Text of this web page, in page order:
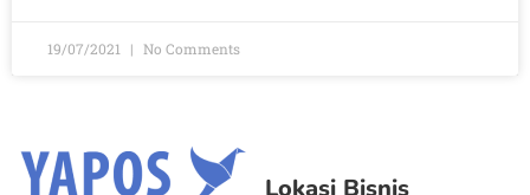
19/07/2021 No Comments